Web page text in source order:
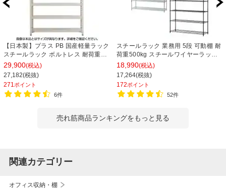
【日本製】プラス PB 国産軽量ラック
スチールラック ボルトレス 耐荷重
150kg/段 天地6段 幅1812×奥行462×
高さ2100mm スチール棚 スチールシ
ェルフ 収納棚 オープンラック 収納ラ
ック
29,900(税込)
27,182(税抜)
271 ポイント
6件
スチールラック 業務用 5段 可動棚 耐
荷重500kg スチールワイヤーラック
シェルゴ 幅1515×奥行460×高さ
1740mm
18,990(税込)
17,264(税抜)
172ポイント
52件
売れ筋商品ランキングをもっと見る
関連カテゴリー
オフィス収納・棚